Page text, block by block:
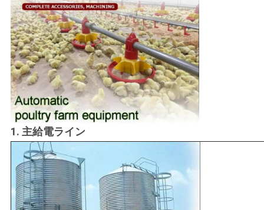
さ
い
地
図
PRIVACY
POLICY
1. 主給電ライン